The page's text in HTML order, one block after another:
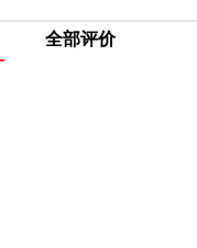
全部评价